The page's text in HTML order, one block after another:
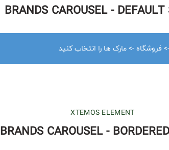
BRANDS CAROUSEL -
فروشگاه -> مارک ها را انتخاب کنید
XTEMOS ELEMENT
BRANDS CAROUSEL -